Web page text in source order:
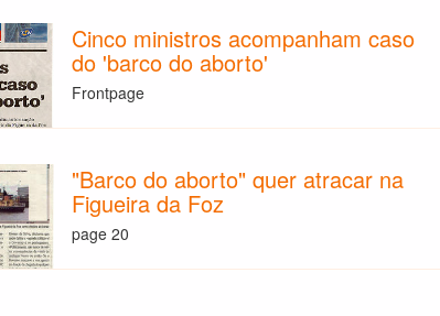
Cinco ministros acompanham caso
do 'barco do aborto'
Frontpage
"Barco do aborto" quer atracar na
Figueira da Foz
page 20